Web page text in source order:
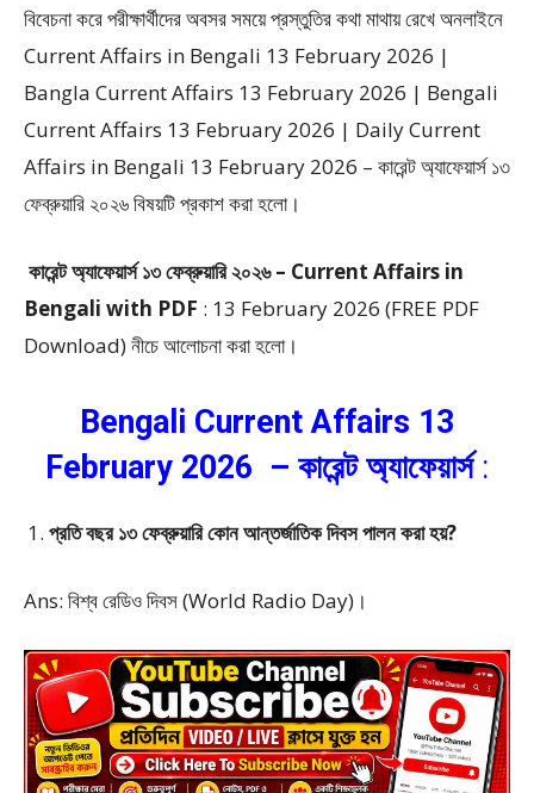
বিবেচনা করে পরীক্ষার্থীদের অবসর সময়ে প্রস্তুতির কথা মাথায় রেখে অনলাইনে
Current Affairs in Bengali 13 February 2026 |
Bangla Current Affairs 13 February 2026 | Bengali
Current Affairs 13 February 2026 | Daily Current
Affairs in Bengali 13 February 2026 – কারেন্ট অ্যাফেয়ার্স ১৩
ফেব্রুয়ারি ২০২৬ বিষয়টি প্রকাশ করা হলো।
কারেন্ট অ্যাফেয়ার্স ১৩ ফেব্রুয়ারি ২০২৬ – Current Affairs in
Bengali with PDF : 13 February 2026 (FREE PDF
Download) নীচে আলোচনা করা হলো।
Bengali Current Affairs 13
February 2026 – কারেন্ট অ্যাফেয়ার্স :
প্রতি বছর ১৩ ফেব্রুয়ারি কোন আন্তর্জাতিক দিবস পালন করা হয়?
Ans: বিশ্ব রেডিও দিবস (World Radio Day)।